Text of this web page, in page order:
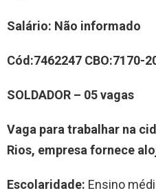
Salário: Não informado
Cód:7462247 CBO:7170-
SOLDADOR – 05vagas
Vaga para trabalhar na
Rios, empresa fornece
Escolaridade: Ensino